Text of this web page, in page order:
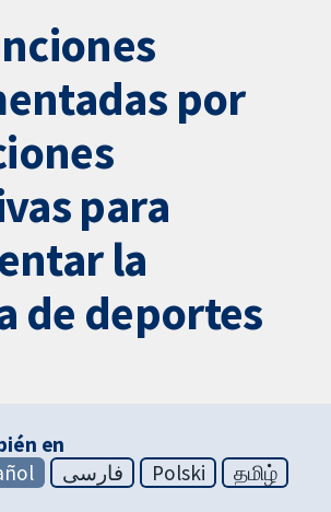
por
para
la
de deportes
en
فارسی Polski தமிழ்